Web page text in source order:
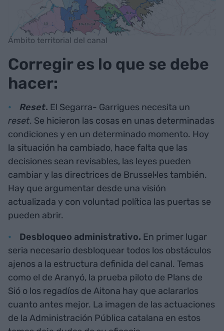
Ámbito territorial del canal
Corregir es lo que se debe
hacer:
Reset. El Segarra- Garrigues necesita un
reset. Se hicieron las cosas en unas determinadas
condiciones y en un determinado momento. Hoy
la situación ha cambiado, hace falta que las
decisiones sean revisables, las leyes pueden
cambiar y las directrices de Brussel·les también.
Hay que argumentar desde una visión
actualizada y con voluntad política las puertas se
pueden abrir.
Desbloqueo administrativo. En primer lugar
seria necesario desbloquear todos los obstáculos
ajenos a la estructura definida del canal. Temas
como el de Aranyó, la prueba piloto de Plans de
Sió o los regadíos de Aitona hay que aclararlos
cuanto antes mejor. La imagen de las actuaciones
de la Administración Pública catalana en estos